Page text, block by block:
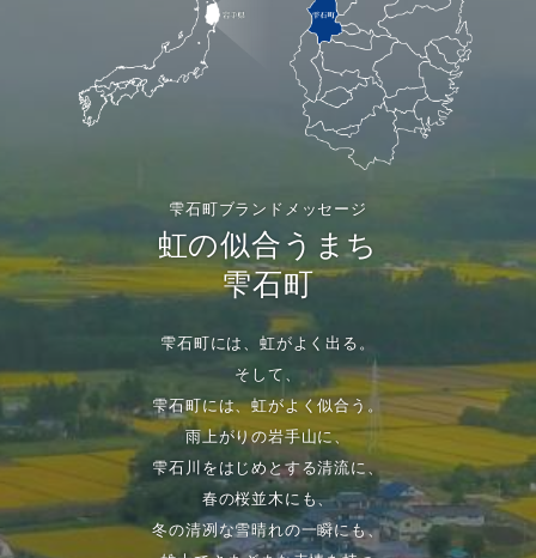
雫石町ブランドメッセージ
虹の似合うまち
雫石町
雫石町には、虹がよく出る。
そして、
雫石町には、虹がよく似合う。
雨上がりの岩手山に、
雫石川をはじめとする清流に、
春の桜並木にも、
冬の清冽な雪晴れの一瞬にも、